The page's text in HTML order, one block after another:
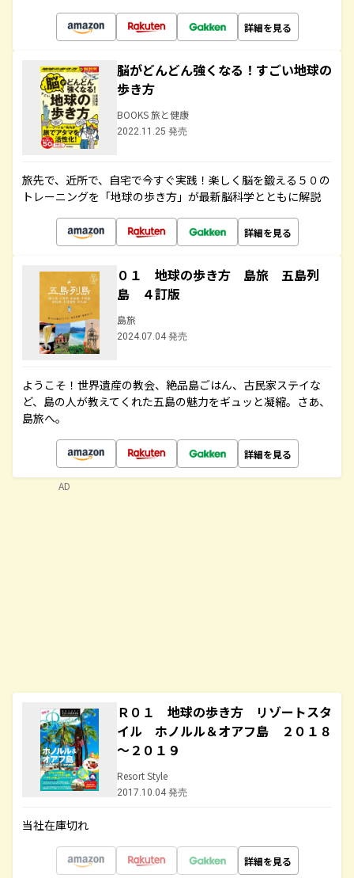
詳細を見る
脳がどんどん強くなる！すごい地球の
歩き方
BOOKS 旅と健康
2022.11.25 発売
旅先で、近所で、自宅で今すぐ実践！楽しく脳を鍛える５０の
トレーニングを「地球の歩き方」が最新脳科学とともに解説
詳細を見る
０１ 地球の歩き方 島旅 五島列
島 ４訂版
島旅
2024.07.04 発売
ようこそ！世界遺産の教会、絶品島ごはん、古民家ステイな
ど、島の人が教えてくれた五島の魅力をギュッと凝縮。さあ、
島旅へ。
詳細を見る
Ｒ０１ 地球の歩き方 リゾートスタ
イル ホノルル＆オアフ島 ２０１８
～２０１９
Resort Style
2017.10.04 発売
当社在庫切れ
詳細を見る
AD